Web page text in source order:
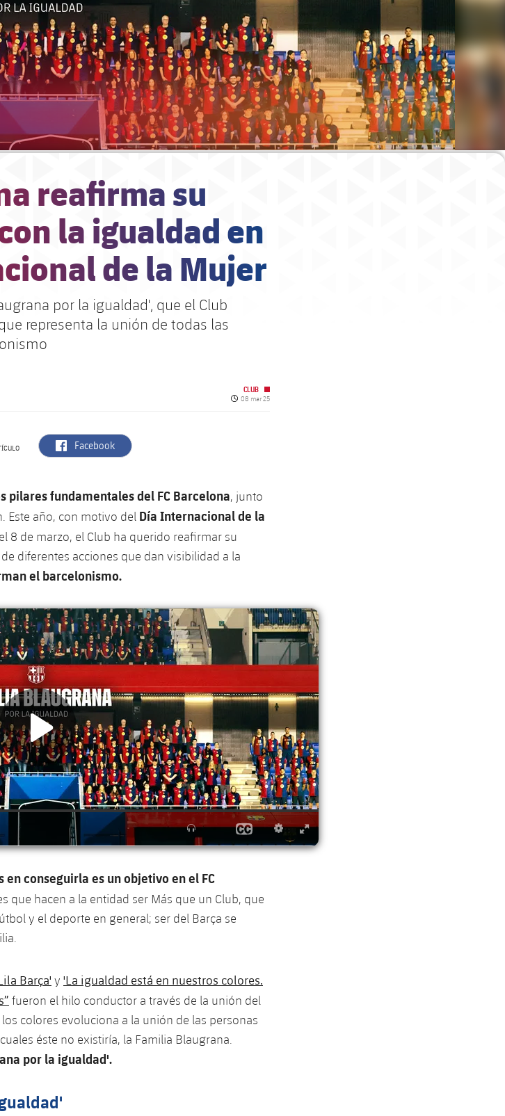
reafirma su
la igualdad en
de la Mujer
por la igualdad', que el Club
representa la unión de todas las
CLUB
Fecha de publicación
08 mar 25
label.aria.facebook
Facebook
pilares fundamentales del FC Barcelona, junto
Este año, con motivo del Día Internacional de la
8 de marzo, el Club ha querido reafirmar su
diferentes acciones que dan visibilidad a la
el barcelonismo.
conseguirla es un objetivo en el FC
que hacen a la entidad ser Más que un Club, que
y el deporte en general; ser del Barça se
Barça' y 'La igualdad está en nuestros colores.
fueron el hilo conductor a través de la unión del
colores evoluciona a la unión de las personas
éste no existiría, la Familia Blaugrana.
por la igualdad'.